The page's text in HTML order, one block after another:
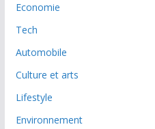
Economie
Tech
Automobile
Culture et arts
Lifestyle
Environnement